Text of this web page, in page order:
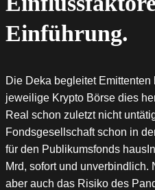
Einführung.
Die Deka begleitet
jeweilige Krypto Börse dies
Real schon zuletzt nicht
Fondsgesellschaft schon in
für den Publikumsfonds
Mrd, sofort und
aber auch das Risiko des